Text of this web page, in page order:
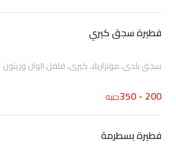
فطيرة سجق كيري
سجق بلدى، موتزاريلا، كيري، فلفل الوان وزيتون
200 - 350 جنيه
فطيرة بسطرمة